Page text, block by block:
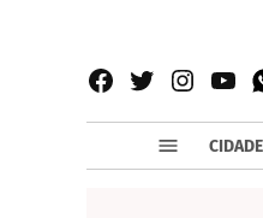
Facebook
Twitter
CIDADE